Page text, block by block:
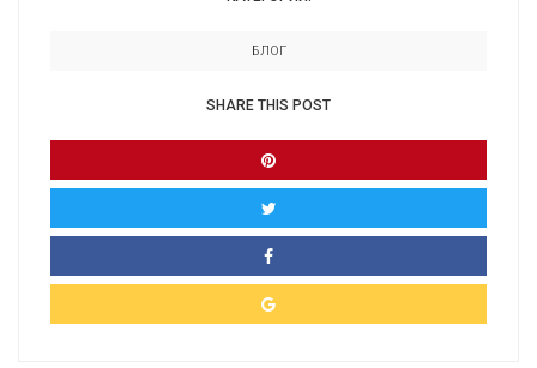
БЛОГ
SHARE THIS POST